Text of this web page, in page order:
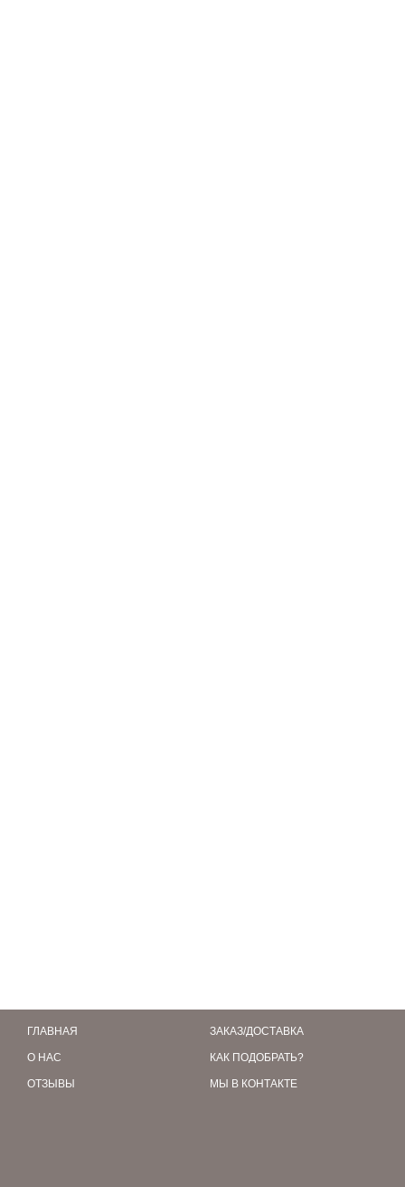
ГЛАВНАЯ
О НАС
ОТЗЫВЫ
ЗАКАЗ/ДОСТАВКА
КАК ПОДОБРАТЬ?
МЫ В КОНТАКТЕ